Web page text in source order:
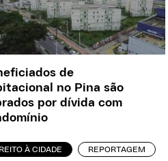
de
no Pina são
por dívida com
À CIDADE REPORTAGEM